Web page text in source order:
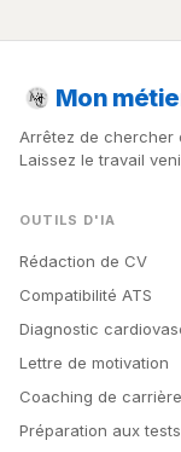
Mon
Arrêtez de chercher
Laissez le travail
OUTILS D'IA
Rédaction de CV
Compatibilité ATS
Diagnostic
Lettre de motivation
Coaching de carrière
Préparation aux